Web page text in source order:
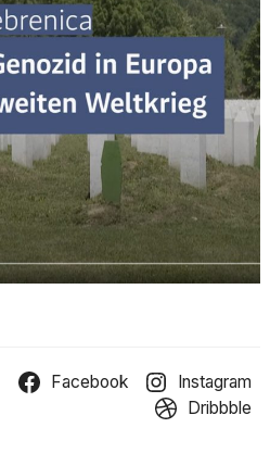
Facebook
Instagram
Dribbble